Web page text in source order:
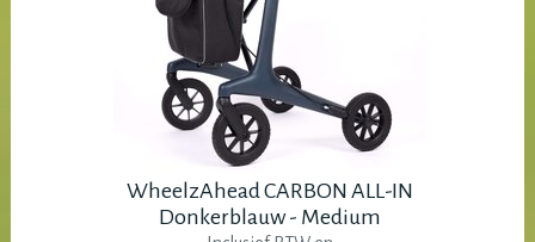
WheelzAhead CARBON ALL-IN
Donkerblauw - Medium